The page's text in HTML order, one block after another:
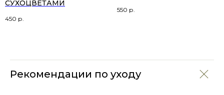
СУХОЦВЕТАМИ
450 р.
550 р.
Рекомендации по уходу